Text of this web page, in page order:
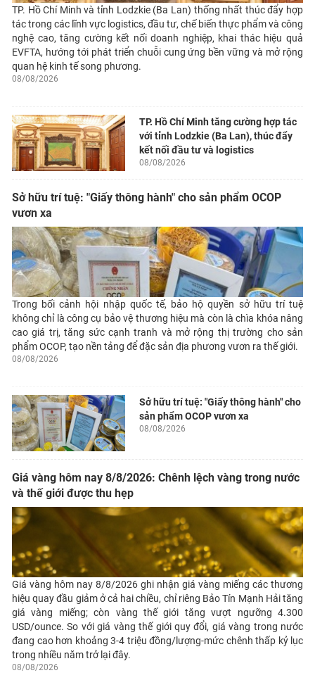
TP. Hồ Chí Minh và tỉnh Lodzkie (Ba Lan) thống nhất thúc đẩy hợp
tác trong các lĩnh vực logistics, đầu tư, chế biến thực phẩm và công
nghệ cao, tăng cường kết nối doanh nghiệp, khai thác hiệu quả
EVFTA, hướng tới phát triển chuỗi cung ứng bền vững và mở rộng
quan hệ kinh tế song phương.
08/08/2026
TP. Hồ Chí Minh tăng cường hợp tác
với tỉnh Lodzkie (Ba Lan), thúc đẩy
kết nối đầu tư và logistics
08/08/2026
Sở hữu trí tuệ: "Giấy thông hành" cho sản phẩm OCOP
vươn xa
Trong bối cảnh hội nhập quốc tế, bảo hộ quyền sở hữu trí tuệ
không chỉ là công cụ bảo vệ thương hiệu mà còn là chìa khóa nâng
cao giá trị, tăng sức cạnh tranh và mở rộng thị trường cho sản
phẩm OCOP, tạo nền tảng để đặc sản địa phương vươn ra thế giới.
08/08/2026
Sở hữu trí tuệ: "Giấy thông hành" cho
sản phẩm OCOP vươn xa
08/08/2026
Giá vàng hôm nay 8/8/2026: Chênh lệch vàng trong nước
và thế giới được thu hẹp
Giá vàng hôm nay 8/8/2026 ghi nhận giá vàng miếng các thương
hiệu quay đầu giảm ở cả hai chiều, chỉ riêng Bảo Tín Mạnh Hải tăng
giá vàng miếng; còn vàng thế giới tăng vượt ngưỡng 4.300
USD/ounce. So với giá vàng thế giới quy đổi, giá vàng trong nước
đang cao hơn khoảng 3-4 triệu đồng/lượng-mức chênh thấp kỷ lục
trong nhiều năm trở lại đây.
08/08/2026